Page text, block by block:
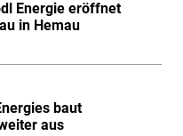
Energie eröffnet
in Hemau
baut
aus